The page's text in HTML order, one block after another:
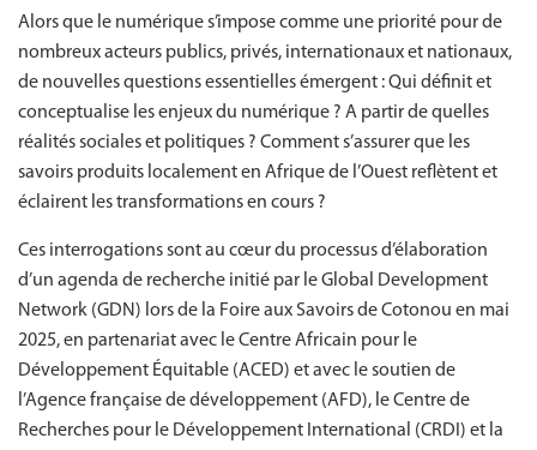
Alors que le numérique s’impose comme une priorité pour de
nombreux acteurs publics, privés, internationaux et nationaux,
de nouvelles questions essentielles émergent : Qui définit et
conceptualise les enjeux du numérique ? A partir de quelles
réalités sociales et politiques ? Comment s’assurer que les
savoirs produits localement en Afrique de l’Ouest reflètent et
éclairent les transformations en cours ?
Ces interrogations sont au cœur du processus d’élaboration
d’un agenda de recherche initié par le Global Development
Network (GDN) lors de la Foire aux Savoirs de Cotonou en mai
2025, en partenariat avec le Centre Africain pour le
Développement Équitable (ACED) et avec le soutien de
l’Agence française de développement (AFD), le Centre de
Recherches pour le Développement International (CRDI) et la